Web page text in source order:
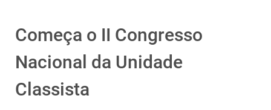
Começa o II Congresso
Nacional da Unidade
Classista